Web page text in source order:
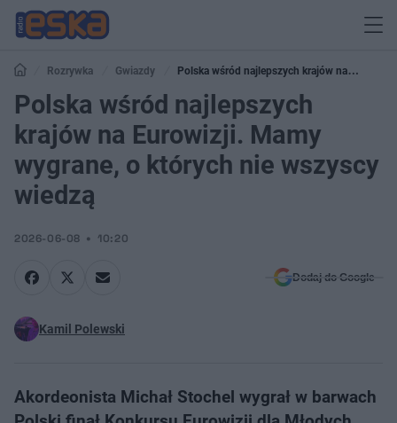
Rozrywka Gwiazdy
Polska wśród najlepszych krajów na
Eurowizji. Mamy wygrane, o których nie wszyscy wiedzą
Polska wśród najlepszych
krajów na Eurowizji. Mamy
wygrane, o których nie wszyscy
wiedzą
2026-06-08 10:20
Dodaj do Google
Kamil Polewski
Akordeonista Michał Stochel wygrał w barwach